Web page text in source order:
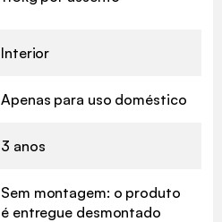
Interior
Apenas para uso doméstico
3 anos
Sem montagem: o produto
é entregue desmontado